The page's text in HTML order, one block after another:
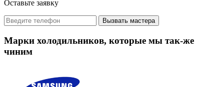
Оставьте заявку
Вызвать мастера
Марки холодильников, которые мы так-же
чиним